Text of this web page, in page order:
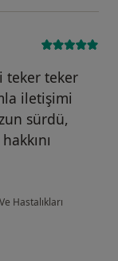
teker teker
iletişimi
sürdü,
Hastalıkları